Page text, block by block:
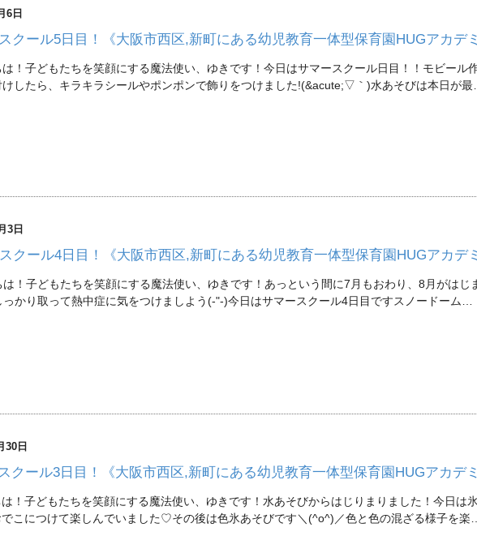
6日
クール5日目！《大阪市西区,新町にある幼児教育一体型保育園HUGアカデ
は！子どもたちを笑顔にする魔法使い、ゆきです！今日はサマースクール日目！！モビー
したら、キラキラシールやポンポンで飾りをつけました!(&acute;▽｀)水あそびは本日が最
3日
クール4日目！《大阪市西区,新町にある幼児教育一体型保育園HUGアカデ
は！子どもたちを笑顔にする魔法使い、ゆきです！あっという間に7月もおわり、8月がは
っかり取って熱中症に気をつけましよう(-"-)今日はサマースクール4日目ですスノードーム…
30日
クール3日目！《大阪市西区,新町にある幼児教育一体型保育園HUGアカデ
は！子どもたちを笑顔にする魔法使い、ゆきです！水あそびからはじりまりました！今日は
でこにつけて楽しんでいました♡その後は色氷あそびです＼(^o^)／色と色の混ざる様子を楽…